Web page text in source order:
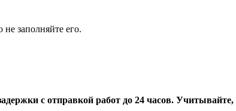
заполняйте его.
с отправкой работ до 24 часов.